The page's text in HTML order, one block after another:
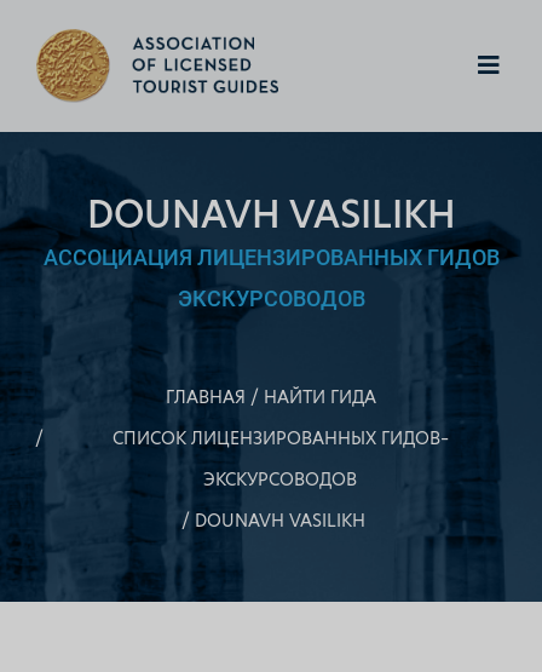
DOUNAVH VASILIKH
АССОЦИАЦИЯ ЛИЦЕНЗИРОВАННЫХ ГИДОВ
ЭКСКУРСОВОДОВ
ГЛАВНАЯ
НАЙТИ ГИДА
СПИСОК ЛИЦЕНЗИРОВАННЫХ ГИДОВ–
ЭКСКУРСОВОДОВ
DOUNAVH VASILIKH